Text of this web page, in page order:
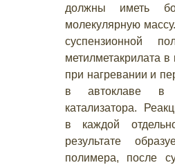
должны иметь
молекулярную
суспензионной
метилметакрилата
при нагревании и
в автоклаве в
катализатора.
в каждой
результате
полимера, после